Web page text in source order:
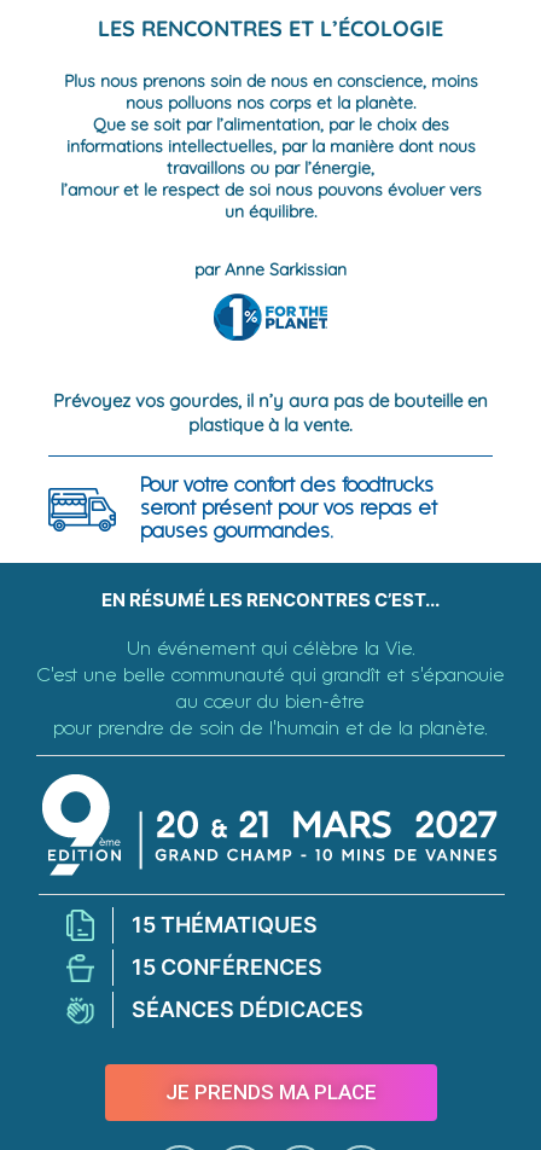
LES RENCONTRES ET L’ÉCOLOGIE
Plus nous prenons soin de nous en conscience, moins
nous polluons nos corps et la planète.
Que se soit par l’alimentation, par le choix des
informations intellectuelles, par la manière dont nous
travaillons ou par l’énergie,
l’amour et le respect de soi nous pouvons évoluer vers
un équilibre.
par Anne Sarkissian
Prévoyez vos gourdes, il n’y aura pas de bouteille en
plastique à la vente.
Pour votre confort des foodtrucks
seront présent pour vos repas et
pauses gourmandes.
EN RÉSUMÉ LES RENCONTRES C’EST...
Un événement qui célèbre la Vie.
C’est une belle communauté qui grandît et s’épanouie
au cœur du bien-être
pour prendre de soin de l’humain et de la planète.
15 THÉMATIQUES
15 CONFÉRENCES
SÉANCES DÉDICACES
JE PRENDS MA PLACE